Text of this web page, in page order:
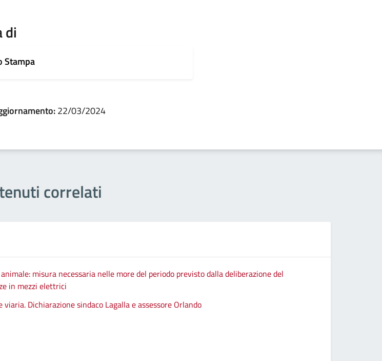
di
Stampa
22/03/2024
correlati
misura necessaria nelle more del periodo previsto dalla deliberazione del
in mezzi elettrici
Dichiarazione sindaco Lagalla e assessore Orlando